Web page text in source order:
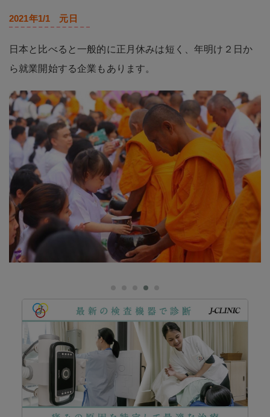
2021年1/1 元日
日本と比べると一般的に正月休みは短く、年明け２日か
ら就業開始する企業もあります。